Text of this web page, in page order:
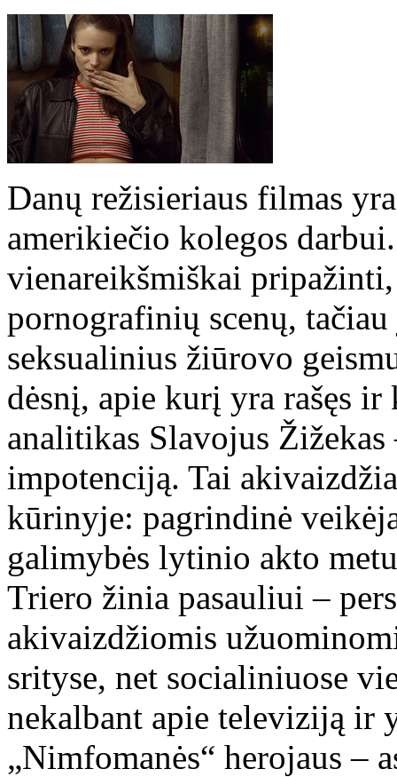
Danų režisieriaus filmas
amerikiečio kolegos
vienareikšmiškai
pornografinių scenų,
seksualinius žiūrovo
dėsnį, apie kurį yra rašęs
analitikas Slavojus
impotenciją. Tai
kūrinyje: pagrindinė
galimybės lytinio akto
Triero žinia pasauliui –
akivaizdžiomis
srityse, net socialiniuose
nekalbant apie televiziją ir
„Nimfomanės“ herojaus –